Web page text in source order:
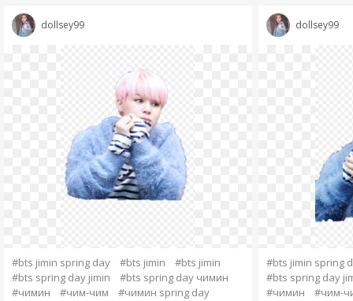
dollsey99
#bts jimin spring day #bts jimin
#bts jimin
#bts spring day jimin
#bts spring day чимин
#чимин
#чим-чим #чимин spring day
dollsey99
#bts jimin spring
#bts spring day
#чимин
#чим-